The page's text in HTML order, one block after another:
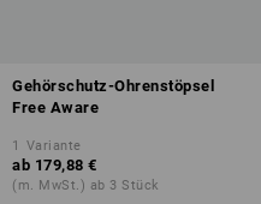
Gehörschutz-Ohrenstöpsel
Free Aware
1 Variante
ab 179,88 €
(m. MwSt.) ab 3 Stück